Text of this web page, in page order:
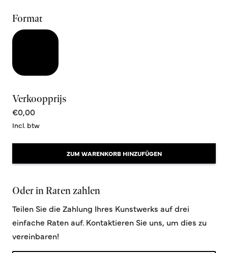
Format
Verkoopprijs
€0,00
Incl. btw
ZUM WARENKORB HINZUFÜGEN
Oder in Raten zahlen
Teilen Sie die Zahlung Ihres Kunstwerks auf drei
einfache Raten auf. Kontaktieren Sie uns, um dies zu
vereinbaren!